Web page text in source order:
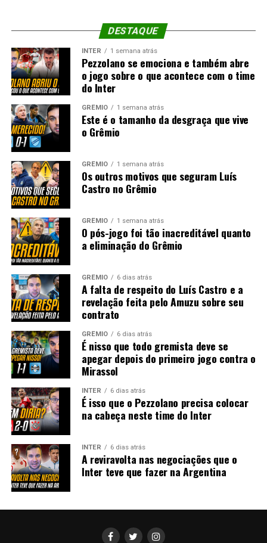
DESTAQUE
INTER 1 semana atrás
Pezzolano se emociona e também abre
o jogo sobre o que acontece com o time
do Inter
GRÊMIO 1 semana atrás
Este é o tamanho da desgraça que vive
o Grêmio
GRÊMIO 1 semana atrás
Os outros motivos que seguram Luís
Castro no Grêmio
GRÊMIO 1 semana atrás
O pós-jogo foi tão inacreditável quanto
a eliminação do Grêmio
GRÊMIO 6 dias atrás
A falta de respeito do Luís Castro e a
revelação feita pelo Amuzu sobre seu
contrato
GRÊMIO 6 dias atrás
É nisso que todo gremista deve se
apegar depois do primeiro jogo contra o
Mirassol
INTER 6 dias atrás
É isso que o Pezzolano precisa colocar
na cabeça neste time do Inter
INTER 6 dias atrás
A reviravolta nas negociações que o
Inter teve que fazer na Argentina